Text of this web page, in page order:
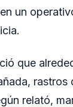
un
que
rastros
relató,